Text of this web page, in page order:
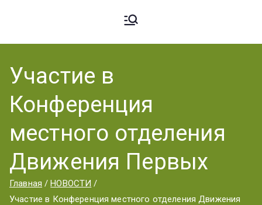
Ардато
Аграрн
ый
Участие в
Конференция
местного отделения
Движения Первых
Главная
НОВОСТИ
Участие в Конференция местного отделения Движения